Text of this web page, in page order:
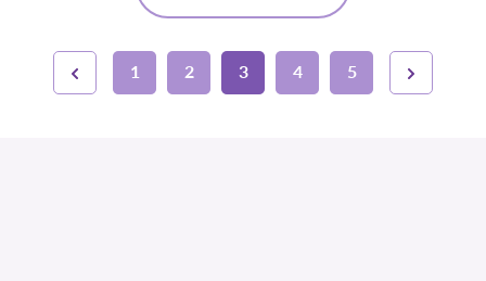
1 2 3 4 5